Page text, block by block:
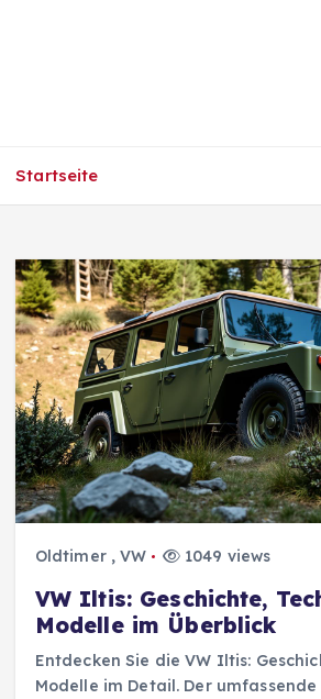
Startseite
Oldtimer,VW 1049 views
VW Iltis: Geschichte,
Modelle im Überblick
Entdecken Sie die VW Iltis:
Modelle im Detail. Der